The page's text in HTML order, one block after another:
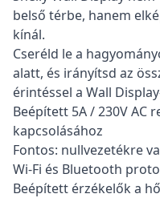
belső térbe, hanem
kínál.
Cseréld le a
alatt, és irányítsd az
érintéssel a Wall
Beépített 5A / 230V AC
kapcsolásához
Fontos: nullvezetékre
Wi-Fi és Bluetooth
Beépített érzékelők a